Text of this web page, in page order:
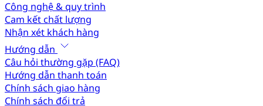
Công nghệ & quy trình
Cam kết chất lượng
Nhận xét khách hàng
Hướng dẫn
Câu hỏi thường gặp (FAQ)
Hướng dẫn thanh toán
Chính sách giao hàng
Chính sách đổi trả